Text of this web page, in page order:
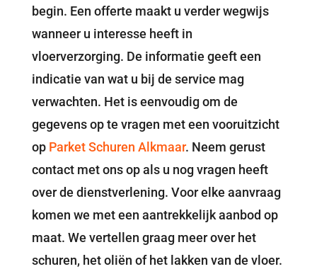
begin. Een offerte maakt u verder wegwijs
wanneer u interesse heeft in
vloerverzorging. De informatie geeft een
indicatie van wat u bij de service mag
verwachten. Het is eenvoudig om de
gegevens op te vragen met een vooruitzicht
op Parket Schuren Alkmaar. Neem gerust
contact met ons op als u nog vragen heeft
over de dienstverlening. Voor elke aanvraag
komen we met een aantrekkelijk aanbod op
maat. We vertellen graag meer over het
schuren, het oliën of het lakken van de vloer.